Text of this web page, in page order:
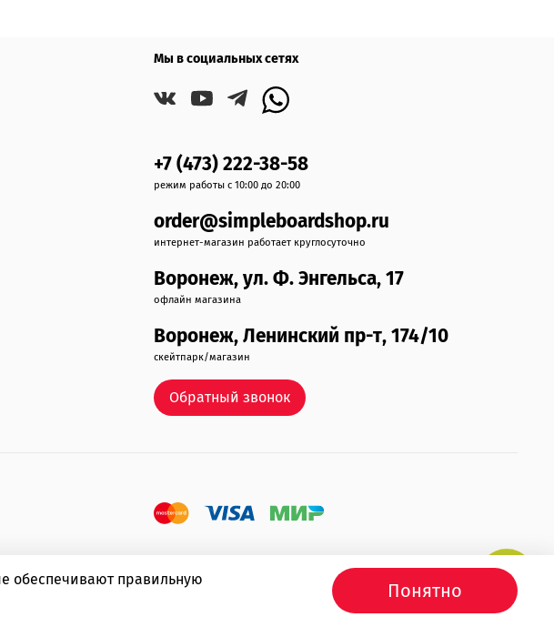
Мы в социальных сетях
+7 (473) 222-38-58
режим работы с 10:00 до 20:00
order@simpleboardshop.ru
интернет-магазин работает круглосуточно
Воронеж, ул. Ф. Энгельса, 17
офлайн магазина
Воронеж, Ленинский пр-т, 174/10
скейтпарк/магазин
Обратный звонок
Продвижение сайта -Иванов Егор
обеспечивают правильную
Понятно